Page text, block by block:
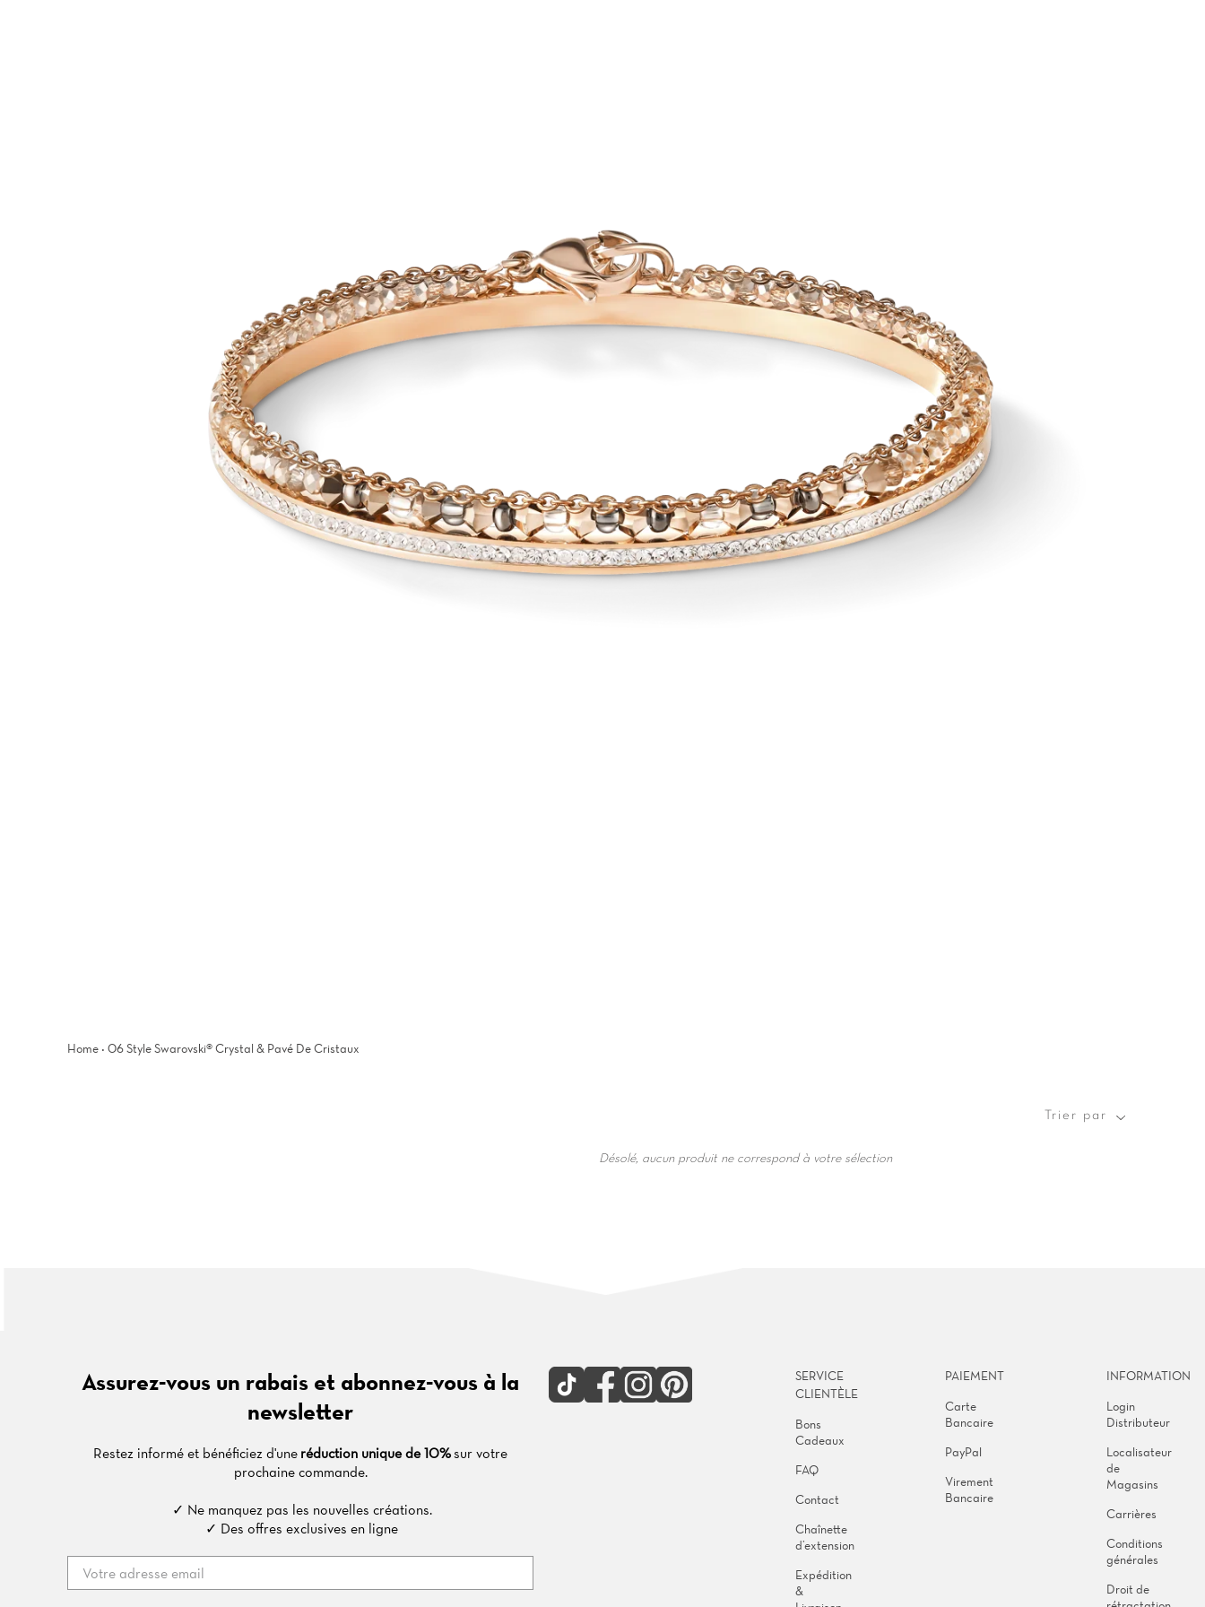
Home · 06 Style Swarovski® Crystal & Pavé De Cristaux
Trier
Trier par
Désolé, aucun produit ne correspond à votre sélection
Assurez-vous un rabais et abonnez-vous à la
newsletter
Restez informé et bénéficiez d'uneréduction unique de 10%sur votre
prochaine commande.
✓ Ne manquez pas les nouvelles créations.
✓ Des offres exclusives en ligne
Facebook Pinterest
Instagram
TikTok
SERVICE
CLIENTÈLE
Bons
Cadeaux
FAQ
Contact
Chaînette
d’extension
Expédition
&
PAIEMENT
Carte
Bancaire
PayPal
Virement
Bancaire
INFORMATION
Login
Distributeur
Localisateur
de
Magasins
Carrières
Conditions
générales
Droit de